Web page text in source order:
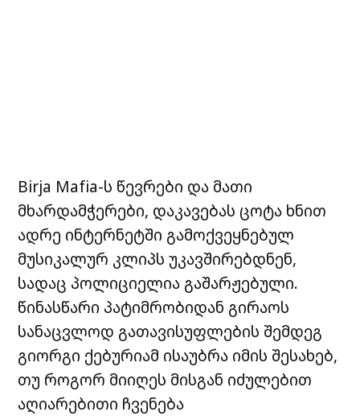
Birja Mafia-ს წევრები და მათი
მხარდამჭერები, დაკავებას ცოტა ხნით
ადრე ინტერნეტში გამოქვეყნებულ
მუსიკალურ კლიპს უკავშირებდნენ,
სადაც პოლიციელია გაშარჟებული.
წინასწარი პატიმრობიდან გირაოს
სანაცვლოდ გათავისუფლების შემდეგ
გიორგი ქებურიამ ისაუბრა იმის შესახებ,
თუ როგორ მიიღეს მისგან იძულებით
აღიარებითი ჩვენება